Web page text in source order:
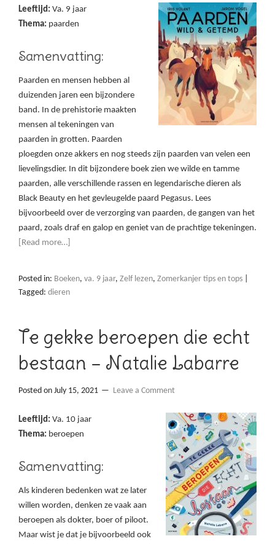
Leeftijd: Va. 9 jaar
Thema: paarden
Samenvatting:
Paarden en mensen hebben al
duizenden jaren een bijzondere
band. In de prehistorie maakten
mensen al tekeningen van
paarden in grotten. Paarden
ploegden onze akkers en nog steeds zijn paarden van velen een
lievelingsdier. In dit bijzondere boek zien we wilde en tamme
paarden, alle verschillende rassen en legendarische dieren als
Black Beauty en het gevleugelde paard Pegasus. Lees
bijvoorbeeld over de verzorging van paarden, de gangen van het
paard, zoals draf en galop en geniet van de prachtige tekeningen.
[Read more…]
Posted in: Boeken, va. 9 jaar, Zelf lezen, Zomerkanjer tips en tops
Tagged: dieren
Te gekke beroepen die echt
bestaan – Natalie Labarre
Posted on July 15, 2021 Leave a Comment
Leeftijd: Va. 10 jaar
Thema: beroepen
Samenvatting:
Als kinderen bedenken wat ze later
willen worden, denken ze vaak aan
beroepen als dokter, boer of piloot.
Maar wist je dat je bijvoorbeeld ook